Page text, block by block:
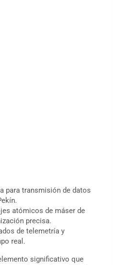
para transmisión de datos
atómicos de máser de
precisa.
de telemetría y
real.
significativo que